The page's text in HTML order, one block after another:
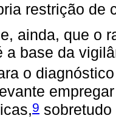
restrição de
ainda, que o
a base da
o
9